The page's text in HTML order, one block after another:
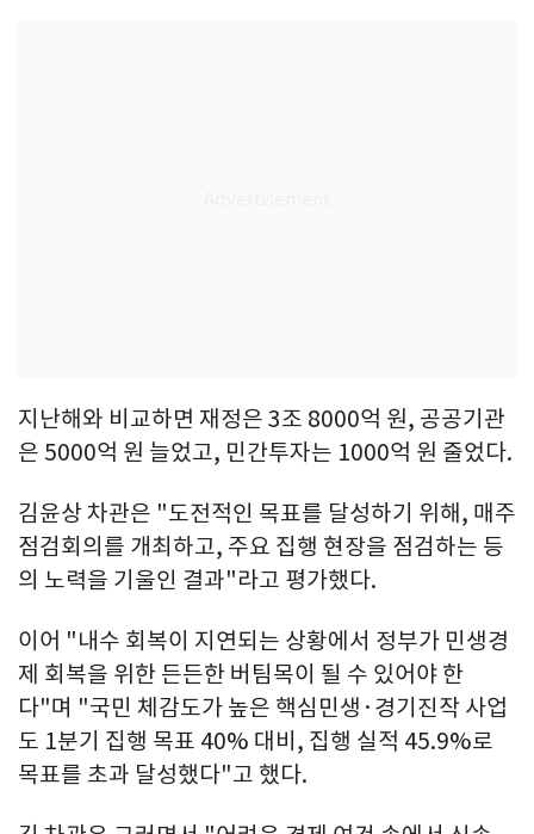
지난해와 비교하면 재정은 3조 8000억 원, 공공기관
은 5000억 원 늘었고, 민간투자는 1000억 원 줄었다.
김윤상 차관은 "도전적인 목표를 달성하기 위해, 매주
점검회의를 개최하고, 주요 집행 현장을 점검하는 등
의 노력을 기울인 결과"라고 평가했다.
이어 "내수 회복이 지연되는 상황에서 정부가 민생경
제 회복을 위한 든든한 버팀목이 될 수 있어야 한
다"며 "국민 체감도가 높은 핵심민생·경기진작 사업
도 1분기 집행 목표 40% 대비, 집행 실적 45.9%로
목표를 초과 달성했다"고 했다.